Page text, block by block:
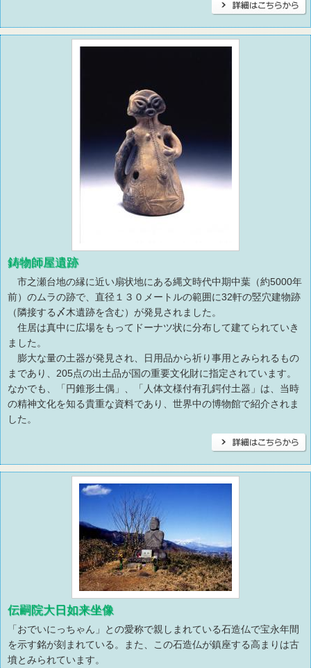
鋳物師屋遺跡
市之瀬台地の縁に近い扇状地にある縄文時代中期中葉（約5000年
前）のムラの跡で、直径１３０メートルの範囲に32軒の竪穴建物跡
（隣接する〆木遺跡を含む）が発見されました。
住居は真中に広場をもってドーナツ状に分布して建てられていき
ました。
膨大な量の土器が発見され、日用品から祈り事用とみられるもの
まであり、205点の出土品が国の重要文化財に指定されています。
なかでも、「円錐形土偶」、「人体文様付有孔鍔付土器」は、当時
の精神文化を知る貴重な資料であり、世界中の博物館で紹介されま
した。
伝嗣院大日如来坐像
「おでいにっちゃん」との愛称で親しまれている石造仏で宝永年間
を示す銘が刻まれている。また、この石造仏が鎮座する高まりは古
墳とみられています。